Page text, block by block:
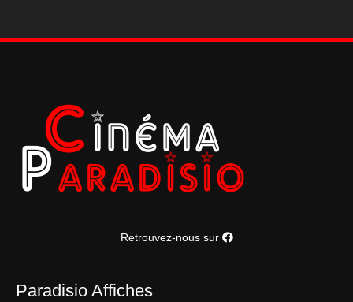
Retrouvez-nous sur
Paradisio Affiches